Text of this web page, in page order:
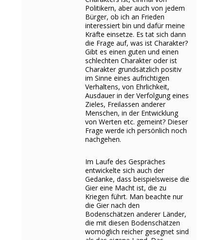
Politikern, aber auch von jedem
Bürger, ob ich an Frieden
interessiert bin und dafür meine
Kräfte einsetze. Es tat sich dann
die Frage auf, was ist Charakter?
Gibt es einen guten und einen
schlechten Charakter oder ist
Charakter grundsätzlich positiv
im Sinne eines aufrichtigen
Verhaltens, von Ehrlichkeit,
Ausdauer in der Verfolgung eines
Zieles, Freilassen anderer
Menschen, in der Entwicklung
von Werten etc. gemeint? Dieser
Frage werde ich persönlich noch
nachgehen.
Im Laufe des Gespräches
entwickelte sich auch der
Gedanke, dass beispielsweise die
Gier eine Macht ist, die zu
Kriegen führt. Man beachte nur
die Gier nach den
Bodenschätzen anderer Länder,
die mit diesen Bodenschätzen
womöglich reicher gesegnet sind